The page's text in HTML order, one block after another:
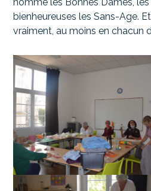
bienheureuses les Sans-Age.
vraiment, au moins en chacun